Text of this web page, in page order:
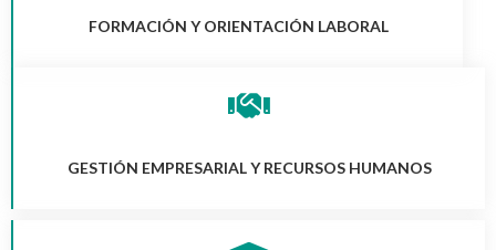
FORMACIÓN Y ORIENTACIÓN LABORAL
GESTIÓN EMPRESARIAL Y RECURSOS HUMANOS